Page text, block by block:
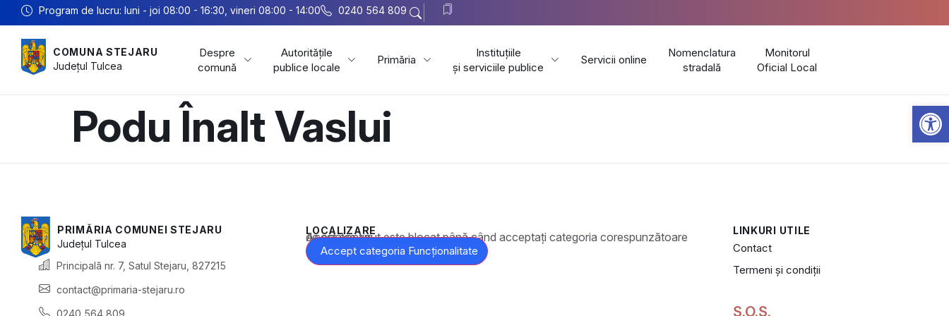
Program de lucru: luni - joi 08:00 - 16:30, vineri 08:00 - 14:00 0240 564 809
COMUNA STEJARU
Județul Tulcea
Despre
comună
Autoritățile
publice locale
Primăria
Instituțiile
și serviciile publice
Servicii online
Nomenclatura
stradală
Monitorul
Oficial Local
Podu Înalt Vaslui
PRIMĂRIA COMUNEI STEJARU
Județul Tulcea
Principală nr. 7, Satul Stejaru, 827215
contact@primaria-stejaru.ro
0240 564 809
LOCALIZARE
Acest conținut este blocat până când acceptați categoria corespunzătoare de cookie-uri.
Accept categoria Funcționalitate
LINKURI UTILE
Contact
Termeni și condiții
S.O.S.